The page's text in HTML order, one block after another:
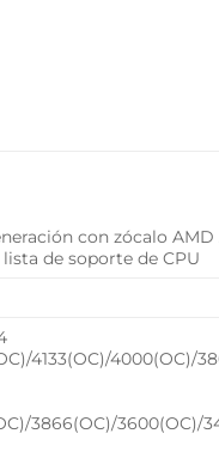
con zócalo AMD
de soporte de CPU
4133(OC)/
3866(OC)/